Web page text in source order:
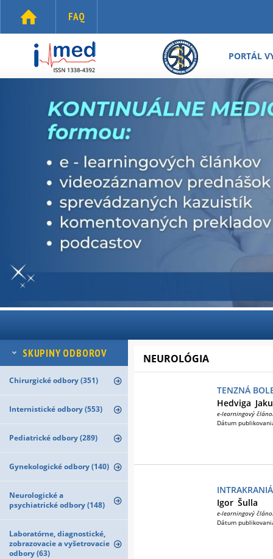
FAQ
PORTÁL
SKUPINY ODBOROV
Chirurgické odbory (351)
Internistické odbory (553)
Pediatrické odbory (289)
Gynekologické odbory (140)
Neurologické a
psychiatrické odbory (148)
Laboratórne, diagnostické,
zobrazovacie a vyšetrovacie
odbory (63)
NEUROLÓGIA
TENZNÁ
Hedviga
e-learningový
Dátum
Igor Šulla
e-learningový
Dátum